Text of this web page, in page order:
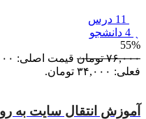
55%
۷۶,۰۰۰ تومان قیمت اصلی: ۷۶,۰۰۰ تومان بود.
فعلی: ۳۴,۰۰۰ تومان.
آموزش انتقال سایت به